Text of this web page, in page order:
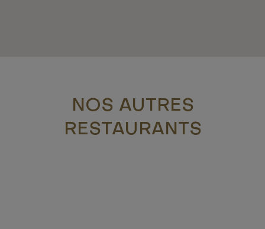
NOS AUTRES
RESTAURANTS